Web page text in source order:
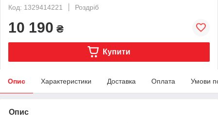
Код: 1329414221
Роздріб
10 190 ₴
Купити
Опис Характеристики Доставка Оплата Умови
Опис